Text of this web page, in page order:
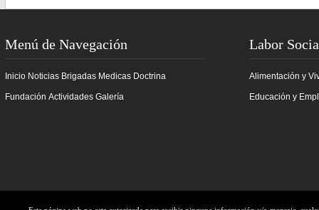
Menú de Navegación
Inicio Noticias Brigadas Medicas Doctrina
Fundación Actividades Galería
Labor
Alimentación y
Educación y